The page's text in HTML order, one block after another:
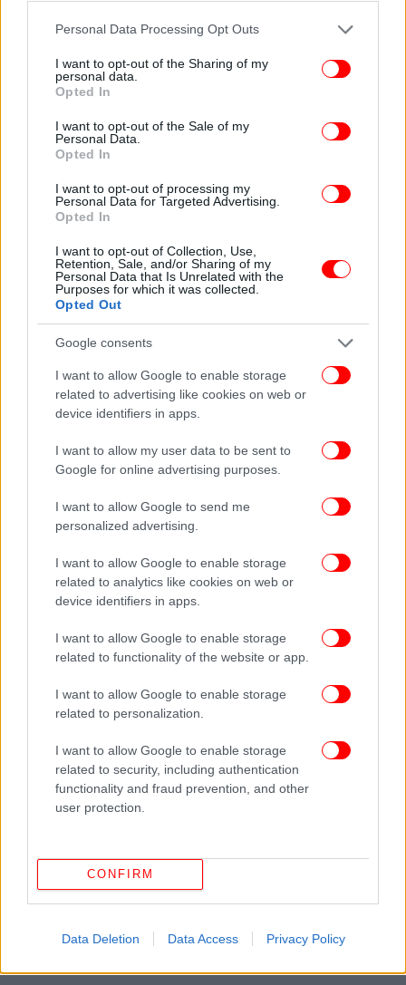
Please note that this website/app uses one or more Google
not limited to your visit or usage behaviour. You may click to
grant or deny consent to Google and its third-party tags to
use your data for below specified purposes in below Google
consent section.
Personal Data Processing Opt Outs
I want to opt-out of the Sharing of my
personal data.
Opted In
I want to opt-out of the Sale of my
Personal Data.
Opted In
I want to opt-out of processing my
Personal Data for Targeted Advertising.
Opted In
I want to opt-out of Collection, Use,
Retention, Sale, and/or Sharing of my
Personal Data that Is Unrelated with the
Purposes for which it was collected.
Opted Out
Google consents
I want to allow Google to enable storage
related to advertising like cookies on web or
device identifiers in apps.
I want to allow my user data to be sent to
Google for online advertising purposes.
I want to allow Google to send me
personalized advertising.
I want to allow Google to enable storage
related to analytics like cookies on web or
device identifiers in apps.
I want to allow Google to enable storage
related to functionality of the website or app.
I want to allow Google to enable storage
related to personalization.
I want to allow Google to enable storage
related to security, including authentication
functionality and fraud prevention, and other
user protection.
CONFIRM
Data Deletion Data Access Privacy Policy
Ακολουθήστε το στο Google News
Δείτε όλες τις τελευταίεςΕιδήσειςαπό την Ελλάδα και τον Κόσμο,
ΗΠΑ
ΟΙΚΟΓΈΝΕΙΑ
ΜΗΤΈΡΑ